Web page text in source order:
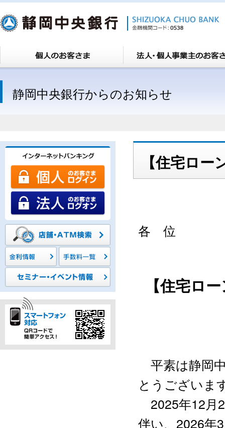
静岡中央銀行からのお知らせ
【住宅ロ
各 位
【住宅ロ
平素は静岡
とうございま
2025年12月
伴い、2026年